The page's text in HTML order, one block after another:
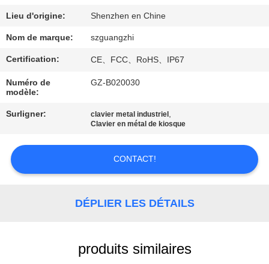
QUALITÉ
CONTACTEZ-
NOUS
DEMANDEZ
CITATION
Lieu d'origine: Shenzhen en Chine
Nom de marque: szguangzhi
Certification: CE、FCC、RoHS、IP67
Numéro de
modèle:
GZ-B020030
Surligner: clavier metal industriel ,
Clavier en métal de kiosque
CONTACT!
DÉPLIER LES DÉTAILS
produits similaires